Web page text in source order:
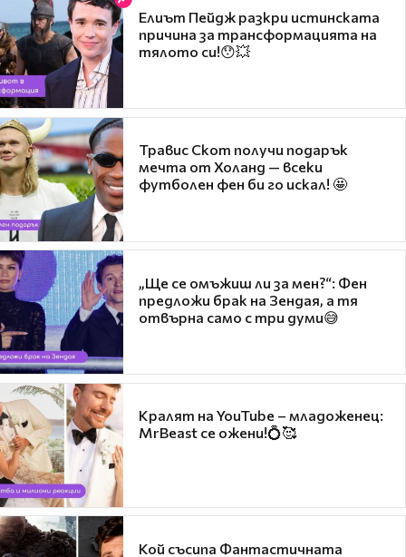
Елиът Пейдж разкри истинската
причина за трансформацията на
тялото си!😯💥
Травис Скот получи подарък
мечта от Холанд — всеки
футболен фен би го искал! 🤩
„Ще се омъжиш ли за мен?“: Фен
предложи брак на Зендая, а тя
отвърна само с три думи😅
Кралят на YouTube – младоженец:
MrBeast се ожени!💍🥰
Кой съсипа Фантастичната